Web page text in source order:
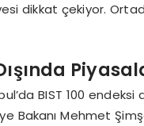
dikkat çekiyor.
BIST 100
Bakanı Mehmet